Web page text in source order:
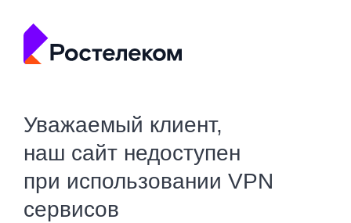
Уважаемый клиент,
наш сайт недоступен
при использовании VPN
сервисов